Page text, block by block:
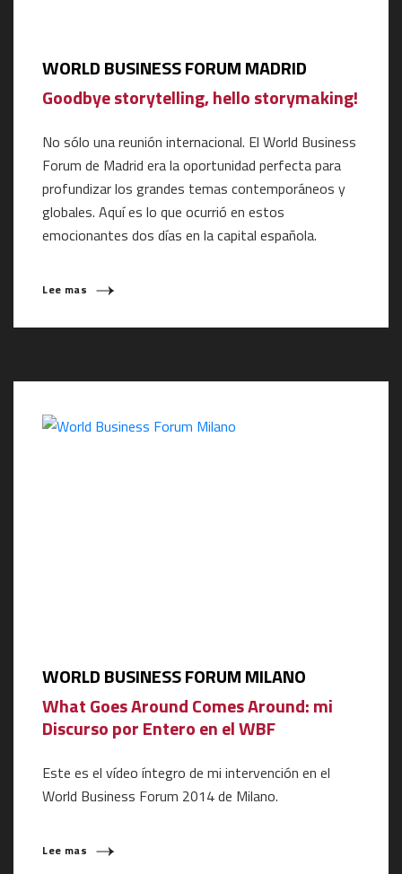
WORLD BUSINESS FORUM MADRID
Goodbye storytelling, hello storymaking!
No sólo una reunión internacional. El World Business
Forum de Madrid era la oportunidad perfecta para
profundizar los grandes temas contemporáneos y
globales. Aquí es lo que ocurrió en estos
emocionantes dos días en la capital española.
Lee mas
WORLD BUSINESS FORUM MILANO
What Goes Around Comes Around: mi
Discurso por Entero en el WBF
Este es el vídeo íntegro de mi intervención en el
World Business Forum 2014 de Milano.
Lee mas